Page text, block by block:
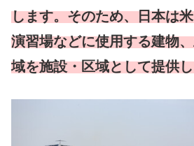
します。そのため、日本は
演習場などに使用する建物
域を施設・区域として提供